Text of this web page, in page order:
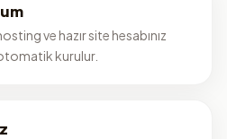
ve hazır site hesabınız
kurulur.